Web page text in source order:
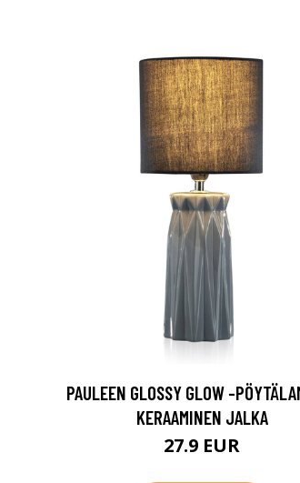
PAULEEN GLOSSY GLOW -
KERAAMINEN JALKA
27.9 EUR